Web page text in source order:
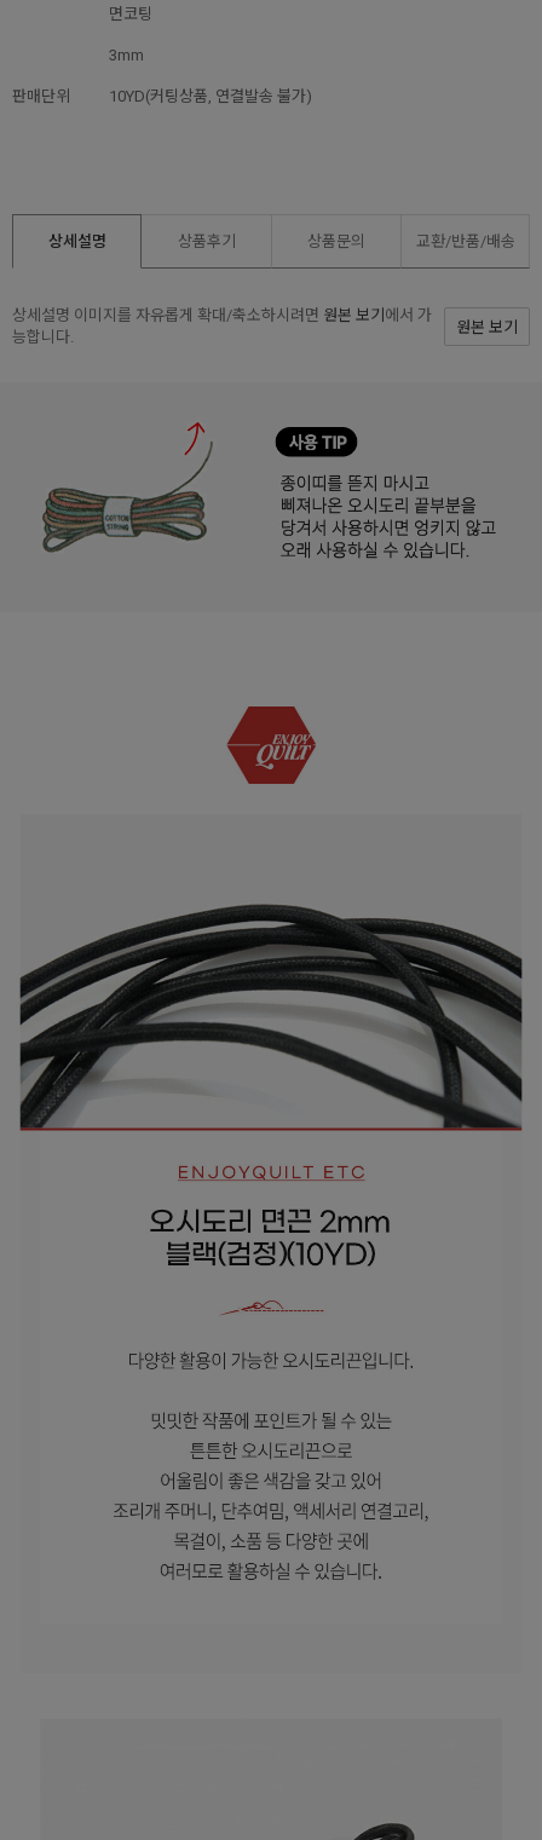
면코팅
3mm
판매단위 10YD(커팅상품, 연결발송 불가)
상세설명 상품후기 상품문의 교환/반품/배송
상세설명 이미지를 자유롭게 확대/축소하시려면 원본 보기 에서 가
능합니다.
원본 보기